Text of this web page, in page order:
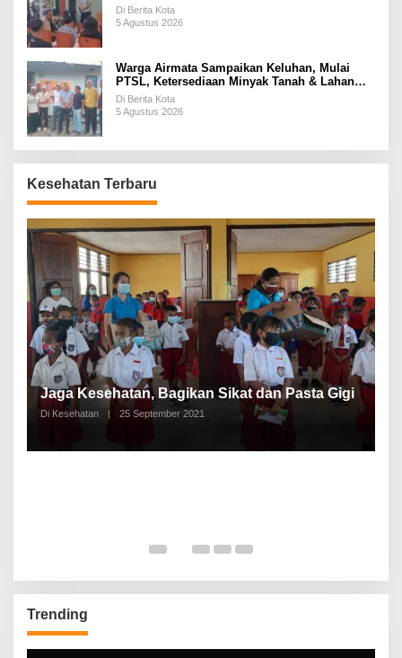
Di Berita Kota
5 Agustus 2026
Warga Airmata Sampaikan Keluhan, Mulai
PTSL, Ketersediaan Minyak Tanah & Lahan
Pemakaman
Di Berita Kota
5 Agustus 2026
Kesehatan Terbaru
Jaga Kesehatan, Bagikan Sikat dan Pasta Gigi
Di Kesehatan | 25 September 2021
Trending